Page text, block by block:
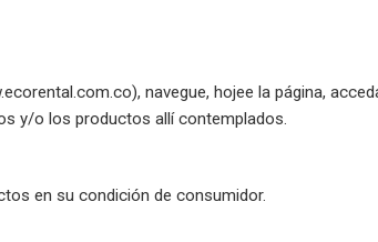
navegue, hojee la página,
y/o los productos allí contemplados.
en su condición de consumidor.